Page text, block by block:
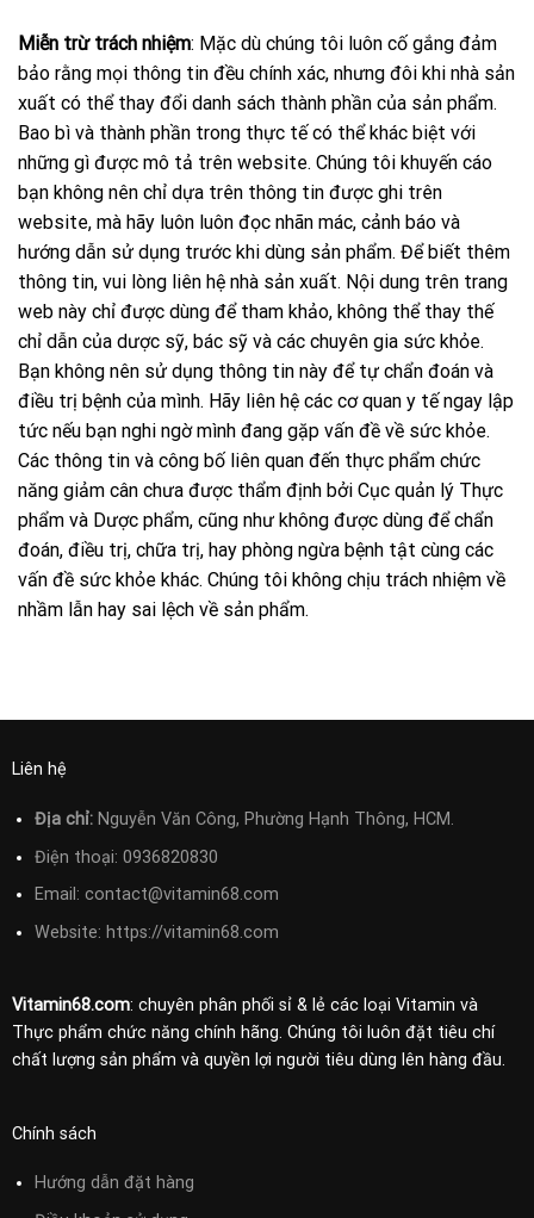
Miễn trừ trách nhiệm: Mặc dù chúng tôi luôn cố gắng đảm
bảo rằng mọi thông tin đều chính xác, nhưng đôi khi nhà sản
xuất có thể thay đổi danh sách thành phần của sản phẩm.
Bao bì và thành phần trong thực tế có thể khác biệt với
những gì được mô tả trên website. Chúng tôi khuyến cáo
bạn không nên chỉ dựa trên thông tin được ghi trên
website, mà hãy luôn luôn đọc nhãn mác, cảnh báo và
hướng dẫn sử dụng trước khi dùng sản phẩm. Để biết thêm
thông tin, vui lòng liên hệ nhà sản xuất. Nội dung trên trang
web này chỉ được dùng để tham khảo, không thể thay thế
chỉ dẫn của dược sỹ, bác sỹ và các chuyên gia sức khỏe.
Bạn không nên sử dụng thông tin này để tự chẩn đoán và
điều trị bệnh của mình. Hãy liên hệ các cơ quan y tế ngay lập
tức nếu bạn nghi ngờ mình đang gặp vấn đề về sức khỏe.
Các thông tin và công bố liên quan đến thực phẩm chức
năng giảm cân chưa được thẩm định bởi Cục quản lý Thực
phẩm và Dược phẩm, cũng như không được dùng để chẩn
đoán, điều trị, chữa trị, hay phòng ngừa bệnh tật cùng các
vấn đề sức khỏe khác. Chúng tôi không chịu trách nhiệm về
nhầm lẫn hay sai lệch về sản phẩm.
Liên hệ
Địa chỉ:Nguyễn Văn Công, Phường Hạnh Thông, HCM.
Điện thoại: 0936820830
Email: contact@vitamin68.com
Website: https://vitamin68.com
Vitamin68.com: chuyên phân phối sỉ & lẻ các loại Vitamin và
Thực phẩm chức năng chính hãng. Chúng tôi luôn đặt tiêu chí
chất lượng sản phẩm và quyền lợi người tiêu dùng lên hàng đầu.
Chính sách
Hướng dẫn đặt hàng